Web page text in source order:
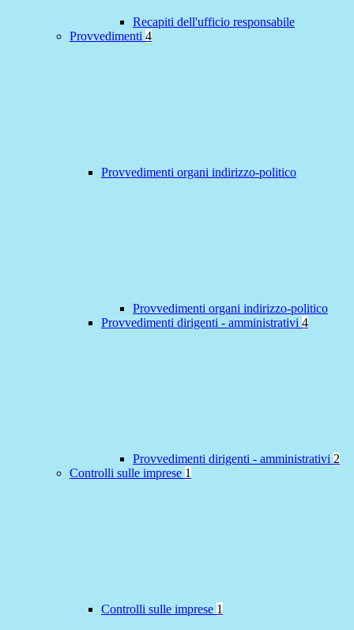
Recapiti dell'ufficio responsabile
Provvedimenti 4
Provvedimenti organi indirizzo-politico
Provvedimenti organi indirizzo-politico
Provvedimenti dirigenti - amministrativi 4
Provvedimenti dirigenti - amministrativi 2
Controlli sulle imprese 1
Controlli sulle imprese 1